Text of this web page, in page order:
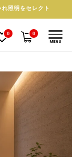
照明をセレクト
0 0
MENU